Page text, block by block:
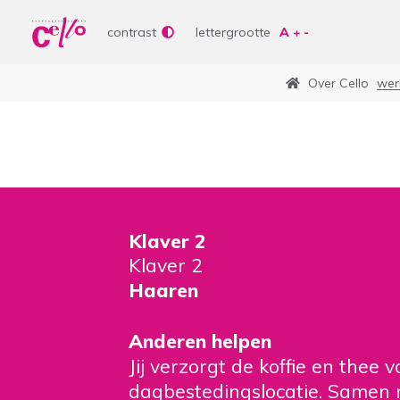
contrast lettergrootte
Vrije tijd
Woonvormen
Over Cello
Klaver 2
Klaver 2
Haaren
Anderen helpen
Jij verzorgt de koffie en thee
dagbestedingslocatie. Samen